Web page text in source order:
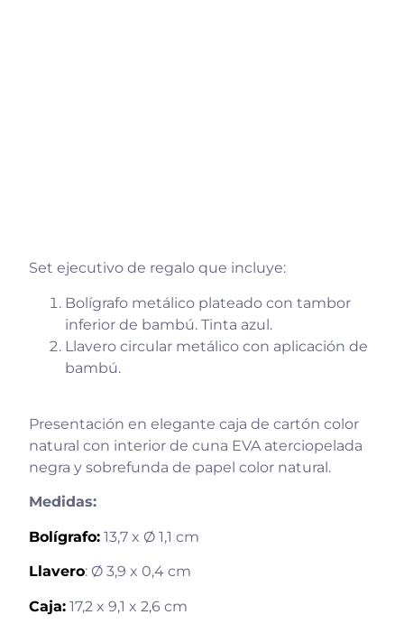
Set ejecutivo de regalo que incluye:
Bolígrafo metálico plateado con tambor
inferior de bambú. Tinta azul.
Llavero circular metálico con aplicación de
bambú.
Presentación en elegante caja de cartón color
natural con interior de cuna EVA aterciopelada
negra y sobrefunda de papel color natural.
Medidas:
Bolígrafo: 13,7 x Ø 1,1 cm
Llavero: Ø 3,9 x 0,4 cm
Caja: 17,2 x 9,1 x 2,6 cm